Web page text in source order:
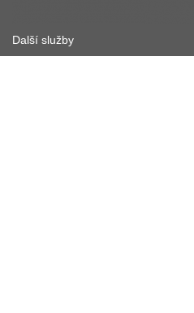
Další služby